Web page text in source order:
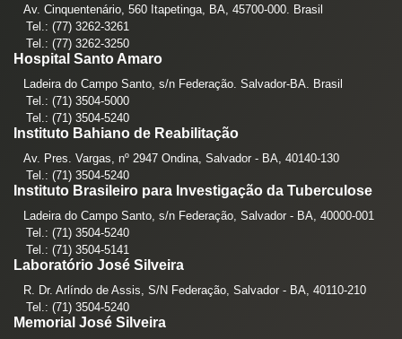
Av. Cinquentenário, 560 Itapetinga, BA, 45700-000. Brasil
Tel.: (77) 3262-3261
Tel.: (77) 3262-3250
Hospital Santo Amaro
Ladeira do Campo Santo, s/n Federação. Salvador-BA. Brasil
Tel.: (71) 3504-5000
Tel.: (71) 3504-5240
Instituto Bahiano de Reabilitação
Av. Pres. Vargas, nº 2947 Ondina, Salvador - BA, 40140-130
Tel.: (71) 3504-5240
Instituto Brasileiro para Investigação da Tuberculose
Ladeira do Campo Santo, s/n Federação, Salvador - BA, 40000-001
Tel.: (71) 3504-5240
Tel.: (71) 3504-5141
Laboratório José Silveira
R. Dr. Arlíndo de Assis, S/N Federação, Salvador - BA, 40110-210
Tel.: (71) 3504-5240
Memorial José Silveira